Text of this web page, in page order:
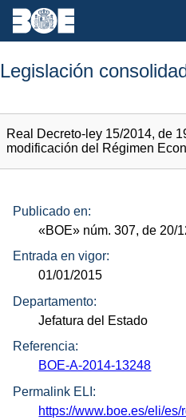
Legislación
Real Decreto-ley 15/2014, de
modificación del Régimen
Publicado en:
«BOE» núm. 307, de 20/
Entrada en vigor:
01/01/2015
Departamento:
Jefatura del Estado
Referencia:
BOE-A-2014-13248
Permalink ELI:
https://www.boe.es/eli/